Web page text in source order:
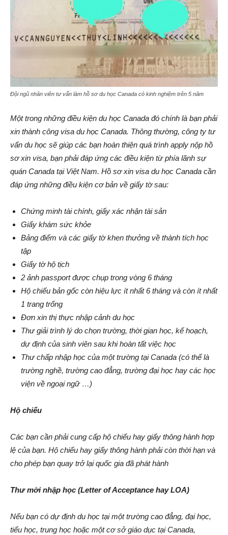
Đội ngũ nhân viên tư vấn làm hồ sơ du học Canada có kinh nghiệm trên 5 năm
Một trong những điều kiện du học Canada đó chính là bạn phải
xin thành công visa du học Canada. Thông thường, công ty tư
vấn du học sẽ giúp các bạn hoàn thiện quá trình apply nộp hồ
sơ xin visa, bạn phải đáp ứng các điều kiện từ phía lãnh sự
quán Canada tại Việt Nam. Hồ sơ xin visa du học Canada cần
đáp ứng những điều kiện cơ bản về giấy tờ sau:
Chứng minh tài chính, giấy xác nhận tài sản
Giấy khám sức khỏe
Bảng điểm và các giấy tờ khen thưởng về thành tích học
tập
Giấy tờ hộ tịch
2 ảnh passport được chụp trong vòng 6 tháng
Hộ chiếu bản gốc còn hiệu lực ít nhất 6 tháng và còn ít nhất
1 trang trống
Đơn xin thị thực nhập cảnh du học
Thư giải trình lý do chọn trường, thời gian học, kế hoạch,
dự định của sinh viên sau khi hoàn tất việc học
Thư chấp nhập học của một trường tại Canada (có thể là
trường nghề, trường cao đẳng, trường đại học hay các học
viện về ngoại ngữ …)
Hộ chiếu
Các bạn cần phải cung cấp hộ chiếu hay giấy thông hành hợp
lệ của bạn. Hộ chiếu hay giấy thông hành phải còn thời hạn và
cho phép bạn quay trở lại quốc gia đã phát hành
Thư mời nhập học (Letter of Acceptance hay LOA)
Nếu bạn có dự định du học tại một trường cao đẳng, đại học,
tiểu học, trung học hoặc một cơ sở giáo dục tại Canada,